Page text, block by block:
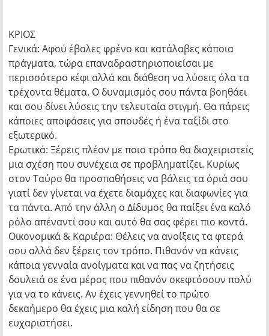
ΚΡΙΟΣ
Γενικά: Αφού έβαλες φρένο και κατάλαβες κάποια
πράγματα, τώρα επαναδραστηριοποιείσαι με
περισσότερο κέφι αλλά και διάθεση να λύσεις όλα τα
τρέχοντα θέματα. Ο δυναμισμός σου πάντα βοηθάει
και σου δίνει λύσεις την τελευταία στιγμή. Θα πάρεις
κάποιες αποφάσεις για σπουδές ή ένα ταξίδι στο
εξωτερικό.
Ερωτικά: Ξέρεις πλέον με ποιο τρόπο θα διαχειριστείς
μια σχέση που συνέχεια σε προβληματίζει. Κυρίως
στον Ταύρο θα προσπαθήσεις να βάλεις τα όριά σου
γιατί δεν γίνεται να έχετε διαμάχες και διαφωνίες για
τα πάντα. Από την άλλη ο Δίδυμος θα παίξει ένα καλό
ρόλο απέναντί σου και αυτό θα σας φέρει πιο κοντά.
Οικονομικά & Καριέρα: Θέλεις να ανοίξεις τα φτερά
σου αλλά δεν ξέρεις τον τρόπο. Πιθανόν να κάνεις
κάποια γενναία ανοίγματα και να πας να ζητήσεις
δουλειά σε ένα μέρος που πιθανόν σκεφτόσουν πολύ
για να το κάνεις. Αν έχεις γεννηθεί το πρώτο
δεκαήμερο θα έχεις μια καλή είδηση που θα σε
ευχαριστήσει.